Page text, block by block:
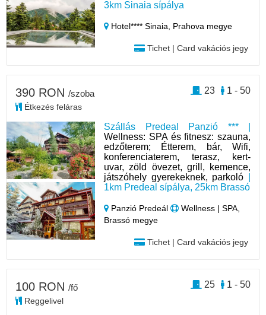
3km Sinaia sípálya
Hotel**** Sinaia, Prahova megye
Tichet | Card vakációs jegy
Szállás Predeal Panzió *** |
Wellness: SPA és fitnesz: szauna,
edzőterem; Étterem, bár, Wifi,
konferenciaterem, terasz, kert-
uvar, zöld övezet, grill, kemence,
játszóhely gyerekeknek, parkoló
1km Predeal sípálya, 25km Brassó
Panzió Predeál
Wellness | SPA,
Brassó megye
Tichet | Card vakációs jegy
390 RON /szoba
Étkezés feláras
1 - 50
23
100 RON /fő
Reggelivel
1 - 50
25